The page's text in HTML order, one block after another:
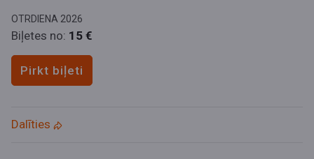
OTRDIENA 2026
Biļetes no: 15 €
Pirkt biļeti
Dalīties